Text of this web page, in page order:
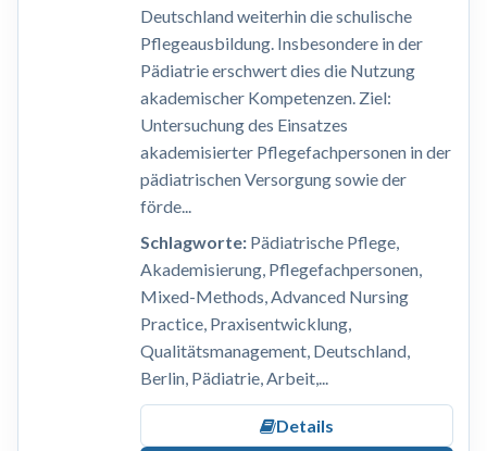
Deutschland weiterhin die schulische
Pflegeausbildung. Insbesondere in der
Pädiatrie erschwert dies die Nutzung
akademischer Kompetenzen. Ziel:
Untersuchung des Einsatzes
akademisierter Pflegefachpersonen in der
pädiatrischen Versorgung sowie der
förde...
Schlagworte:Pädiatrische Pflege,
Akademisierung, Pflegefachpersonen,
Mixed-Methods, Advanced Nursing
Practice, Praxisentwicklung,
Qualitätsmanagement, Deutschland,
Berlin, Pädiatrie, Arbeit,...
Details